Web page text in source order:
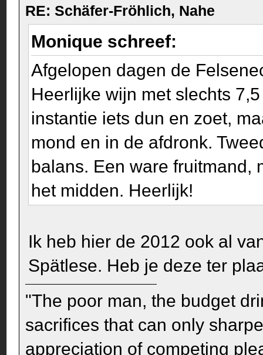
RE: Schäfer-Fröhlich, Nahe
Monique schreef:
Afgelopen dagen de
Heerlijke wijn met slechts
instantie iets dun en zoet,
mond en in de afdronk.
balans. Een ware fruitmand,
het midden. Heerlijk!
Ik heb hier de 2012 ook al
Spätlese. Heb je deze ter
"The poor man, the budget
sacrifices that can only
appreciation of competing